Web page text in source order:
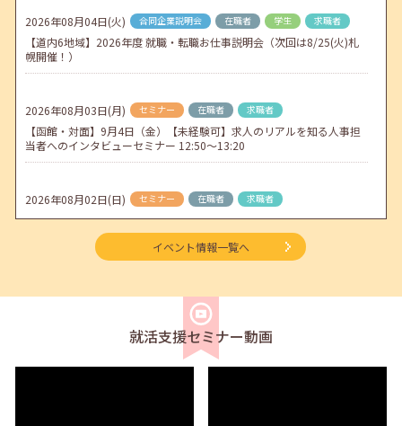
2026年04月01日(水) jobcafeからのお知らせ
地方拠点臨時閉所のお知らせ
2026年08月04日(火) 合同企業説明会 在職者 学生 求職者
【道内6地域】2026年度 就職・転職お仕事説明会（次回は8/25(火)札
幌開催！）
2026年08月03日(月) セミナー 在職者 求職者
【函館・対面】9月4日（金）【未経験可】求人のリアルを知る人事担
当者へのインタビューセミナー 12:50～13:20
2026年08月02日(日) セミナー 在職者 求職者
【北見・対面】9月16日（水）【未経験可】求人のリアルを知る人事担
当者へのインタビューセミナー 12:40～13:20
【帯広・対面】8月6日（木）就勝塾 手書き履歴書で好感度アップ～き
れいな字を書く法則～ 11:00～11:40
イベント情報一覧へ
就活支援セミナー動画